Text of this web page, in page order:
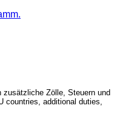
zusätzliche Zölle, Steuern und
countries, additional duties,